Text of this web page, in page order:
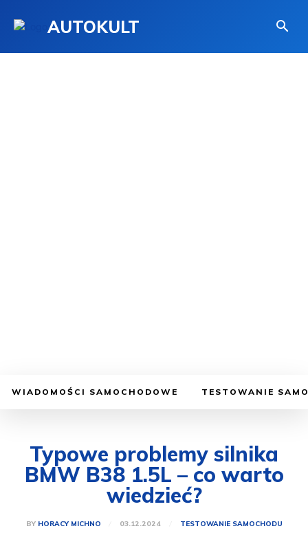
AUTOKULT
WIADOMOŚCI SAMOCHODOWE TESTOWANIE
Typowe problemy silnika
BMW B38 1.5L – co warto
wiedzieć?
BY HORACY MICHNO 03.12.2024 TESTOWANIE SAMOCHODU